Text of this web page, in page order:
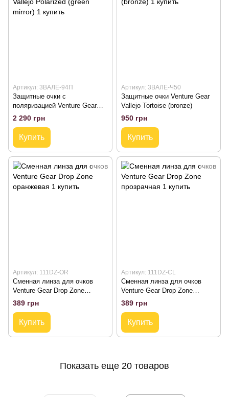
Артикул: 3ВАЛЕ-94П
Защитные очки с
поляризацией Venture Gear
Vallejo Polarized (green mirror)
2 290 грн
Купить
Артикул: 3ВАЛЕ-Ч50
Защитные очки Venture Gear
Vallejo Tortoise (bronze)
950 грн
Купить
Артикул: 111DZ-OR
Сменная линза для очков
Venture Gear Drop Zone
оранжевая
389 грн
Купить
Артикул: 111DZ-CL
Сменная линза для очков
Venture Gear Drop Zone
прозрачная
389 грн
Купить
Показать еще 20 товаров